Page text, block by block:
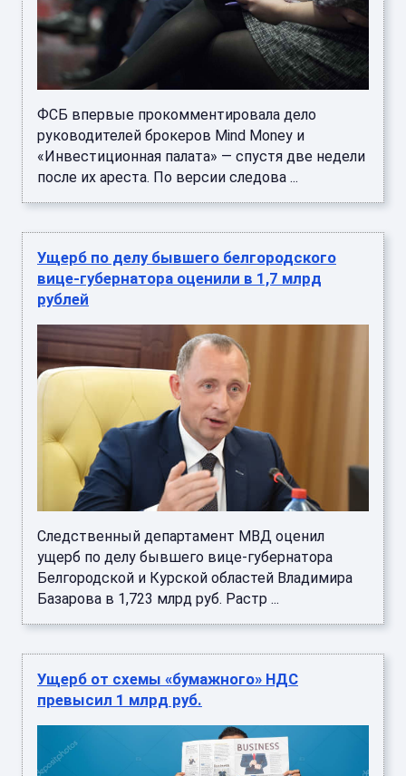
ФСБ впервые прокомментировала дело
руководителей брокеров Mind Money и
«Инвестиционная палата» — спустя две недели
после их ареста. По версии следова ...
Ущерб по делу бывшего белгородского
вице-губернатора оценили в 1,7 млрд
рублей
Следственный департамент МВД оценил
ущерб по делу бывшего вице-губернатора
Белгородской и Курской областей Владимира
Базарова в 1,723 млрд руб. Растр ...
Ущерб от схемы «бумажного» НДС
превысил 1 млрд руб.